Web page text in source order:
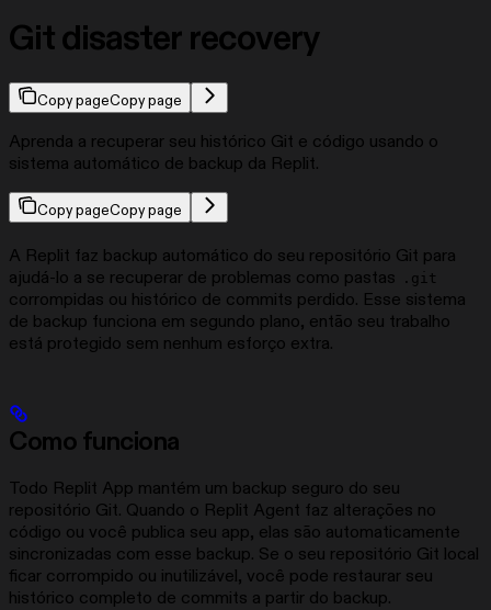
Git disaster recovery
Copy pageCopy page
Aprenda a recuperar seu histórico Git e código usando o
sistema automático de backup da Replit.
Copy pageCopy page
A Replit faz backup automático do seu repositório Git para
ajudá-lo a se recuperar de problemas como pastas
.git
corrompidas ou histórico de commits perdido. Esse sistema
de backup funciona em segundo plano, então seu trabalho
está protegido sem nenhum esforço extra.
Como funciona
Todo Replit App mantém um backup seguro do seu
repositório Git. Quando o Replit Agent faz alterações no
código ou você publica seu app, elas são automaticamente
sincronizadas com esse backup. Se o seu repositório Git local
ficar corrompido ou inutilizável, você pode restaurar seu
histórico completo de commits a partir do backup.